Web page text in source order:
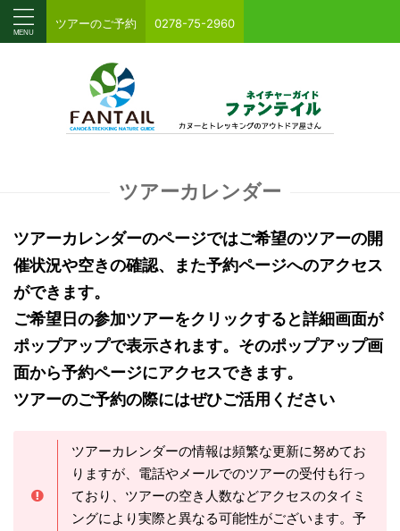
ツアーのご予約 0278-75-2960
ツアーカレンダー
ツアーカレンダーのページではご希望のツアーの開
催状況や空きの確認、また予約ページへのアクセス
ができます。
ご希望日の参加ツアーをクリックすると詳細画面が
ポップアップで表示されます。そのポップアップ画
面から予約ページにアクセスできます。
ツアーのご予約の際にはぜひご活用ください
ツアーカレンダーの情報は頻繁な更新に努めてお
りますが、電話やメールでのツアーの受付も行っ
ており、ツアーの空き人数などアクセスのタイミ
ングにより実際と異なる可能性がございます。予